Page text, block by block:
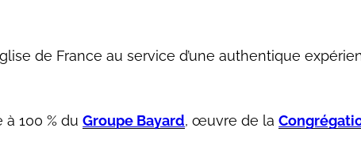
de France au service d’une authentique
à 100 % duGroupe Bayard, œuvre de la